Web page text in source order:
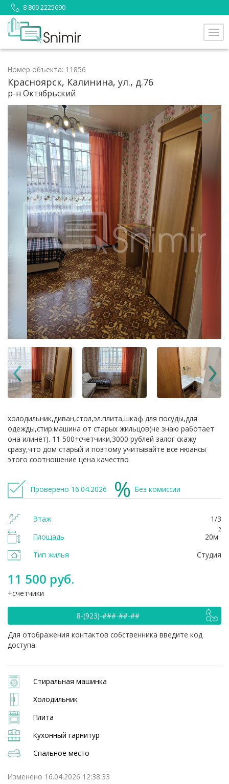
8 800 2225690
Номер объекта: 11856
Красноярск, Калинина, ул., д.76
р-н Октябрьский
холодильник,диван,стол,эл.плита,шкаф для посуды,для
одежды,стир.машина от старых жильцов(не знаю работает
она илинет). 11 500+счетчики,3000 рублей залог скажу
сразу,что дом старый и поэтому учитывайте все нюансы
этого соотношение цена качество
Проверено 16.04.2026 Без комиссии
Этаж
1/3
Площадь
20м
2
Тип жилья Студия
11 500 руб.
счетчики
8-(923)-###-##-##
Для отображения контактов собственника введите код
доступа.
Стиральная машинка
Холодильник
Плита
Кухонный гарнитур
Спальное место
Изменено 16.04.2026 12:38:33